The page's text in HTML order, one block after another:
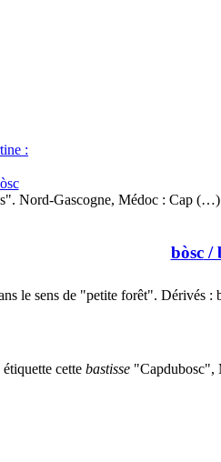
:
Nord-Gascogne, Médoc : Cap (…)
bòsc/
le sens de "petite forêt". Dérivés
cette bastisse "Capdubosc",